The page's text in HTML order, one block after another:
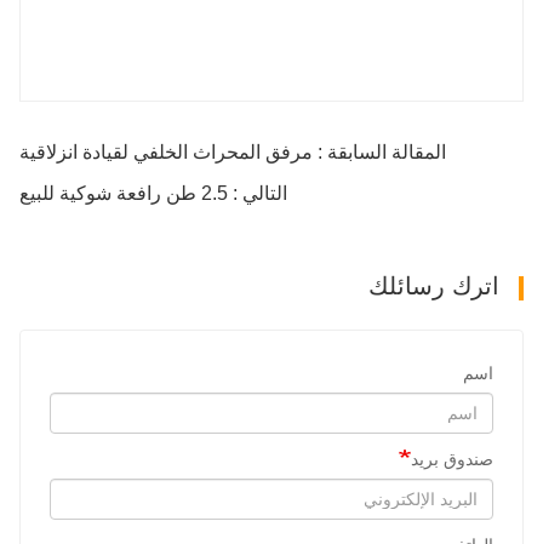
المقالة السابقة : مرفق المحراث الخلفي لقيادة انزلاقية
التالي : 2.5 طن رافعة شوكية للبيع
اترك رسائلك
اسم
صندوق بريد